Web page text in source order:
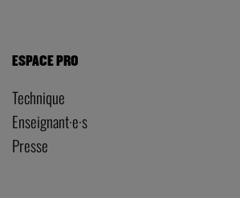
ESPACE PRO
Technique
Enseignant·e·s
Presse